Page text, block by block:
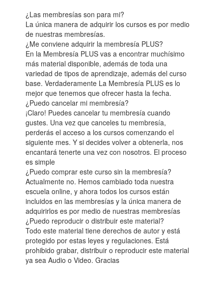
¿Las membresías son para mi?
La única manera de adquirir los cursos es por medio
de nuestras membresías.
¿Me conviene adquirir la membresía PLUS?
En la Membresía PLUS vas a encontrar muchísimo
más material disponible, además de toda una
variedad de tipos de aprendizaje, además del curso
base. Verdaderamente La Membresía PLUS es lo
mejor que tenemos que ofrecer hasta la fecha.
¿Puedo cancelar mi membresía?
¡Claro! Puedes cancelar tu membresía cuando
gustes. Una vez que canceles tu membresía,
perderás el acceso a los cursos comenzando el
siguiente mes. Y si decides volver a obtenerla, nos
encantará tenerte una vez con nosotros. El proceso
es simple
¿Puedo comprar este curso sin la membresía?
Actualmente no. Hemos cambiado toda nuestra
escuela online, y ahora todos los cursos están
incluidos en las membresías y la única manera de
adquirirlos es por medio de nuestras membresías
¿Puedo reproducir o distribuir este material?
Todo este material tiene derechos de autor y está
protegido por estas leyes y regulaciones. Está
prohibido grabar, distribuir o reproducir este material
ya sea Audio o Video. Gracias